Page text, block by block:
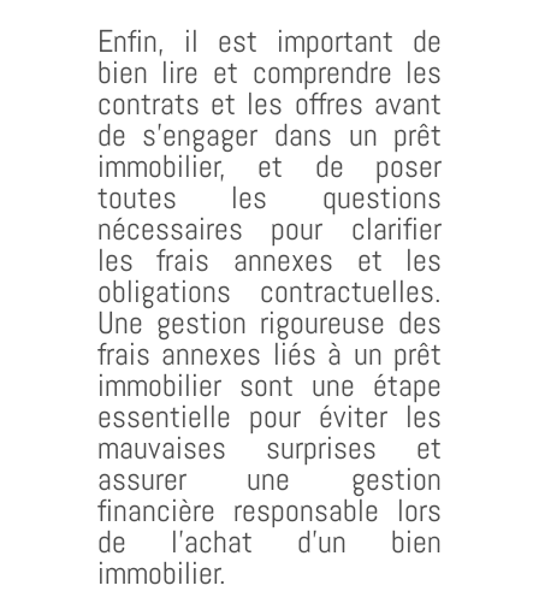
Enfin, il est important de
bien lire et comprendre les
contrats et les offres avant
de s’engager dans un prêt
immobilier, et de poser
toutes les questions
nécessaires pour clarifier
les frais annexes et les
obligations contractuelles.
Une gestion rigoureuse des
frais annexes liés à un prêt
immobilier sont une étape
essentielle pour éviter les
mauvaises surprises et
assurer une gestion
financière responsable lors
de l’achat d’un bien
immobilier.